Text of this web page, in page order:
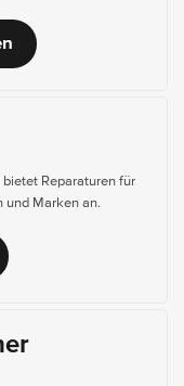
Reparaturen für
und Marken an.